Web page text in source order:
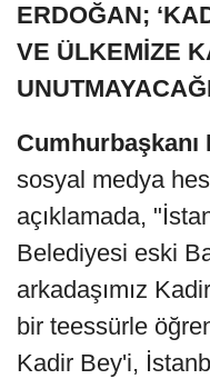
ERDOĞAN;
VE ÜLKEMİZE
Cumhurbaşkanı
sosyal medya
açıklamada,
Belediyesi eski
arkadaşımız
bir teessürle
Kadir Bey'i,